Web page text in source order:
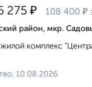
275 ₽ 108 400 ₽
район, мкр.
комплекс
10.08.2026